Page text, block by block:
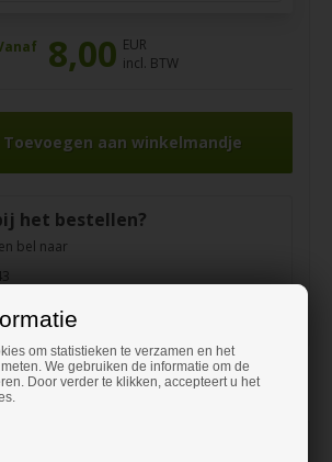
om statistieken te verzamen en het
We gebruiken de informatie om de
Door verder te klikken, accepteert u het
8,00 EUR
incl. BTW
het bestellen?
bel naar